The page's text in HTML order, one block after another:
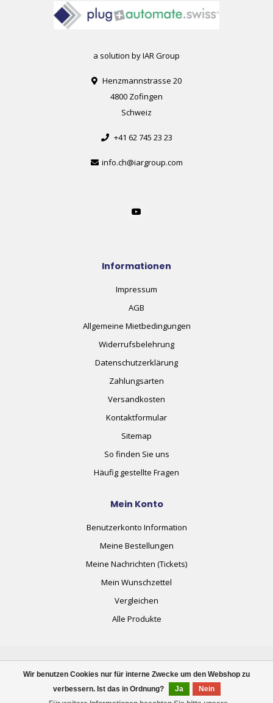
Wir benutzen Cookies nur für interne Zwecke um den Webshop zu
verbessern. Ist das in Ordnung?
Ja
Nein
a solution by IAR Group
Henzmannstrasse 20
4800 Zofingen
Schweiz
+41 62 745 23 23
info.ch@iargroup.com
Informationen
Impressum
AGB
Allgemeine Mietbedingungen
Widerrufsbelehrung
Datenschutzerklärung
Zahlungsarten
Versandkosten
Kontaktformular
Sitemap
So finden Sie uns
Häufig gestellte Fragen
Mein Konto
Benutzerkonto Information
Meine Bestellungen
Meine Nachrichten (Tickets)
Mein Wunschzettel
Vergleichen
Alle Produkte